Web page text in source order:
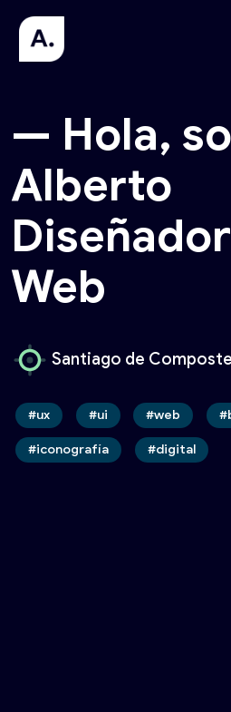
— Hola,
Alberto
Diseñador
Web
Santiago de
#ux #ui #web
#iconografía #digital